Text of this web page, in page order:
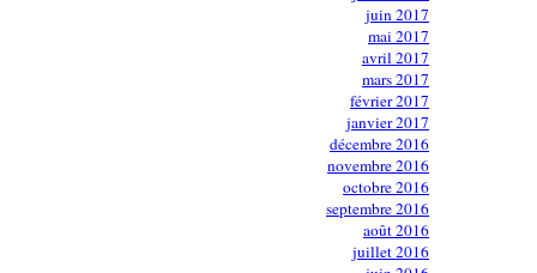
juin 2017
mai 2017
avril 2017
mars 2017
février 2017
janvier 2017
décembre 2016
novembre 2016
octobre 2016
septembre 2016
août 2016
juillet 2016